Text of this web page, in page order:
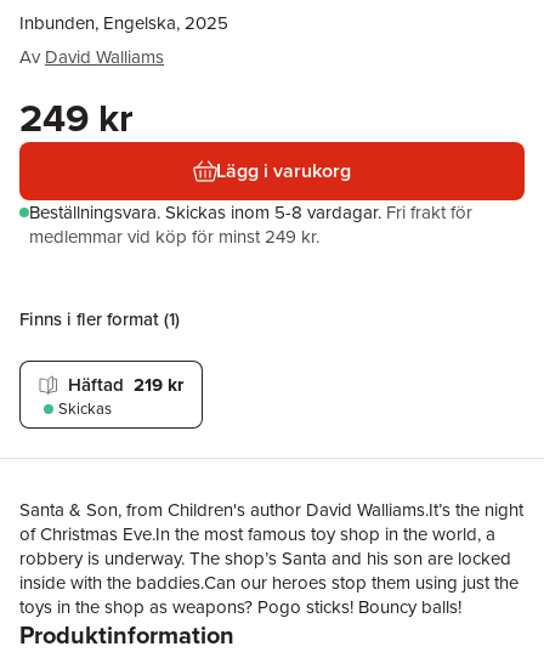
Inbunden, Engelska, 2025
Av David Walliams
249 kr
Lägg i varukorg
Beställningsvara.Skickas inom 5-8 vardagar. Fri frakt för
medlemmar vid köp för minst 249 kr.
Finns i fler format (1)
Häftad 219 kr
Skickas
Santa & Son, from Children's author David Walliams.It’s the night
of Christmas Eve.In the most famous toy shop in the world, a
robbery is underway. The shop’s Santa and his son are locked
inside with the baddies.Can our heroes stop them using just the
toys in the shop as weapons? Pogo sticks! Bouncy balls!
Remote-controlled helicopters! Bubble guns! Slime! Slinkies!
Produktinformation